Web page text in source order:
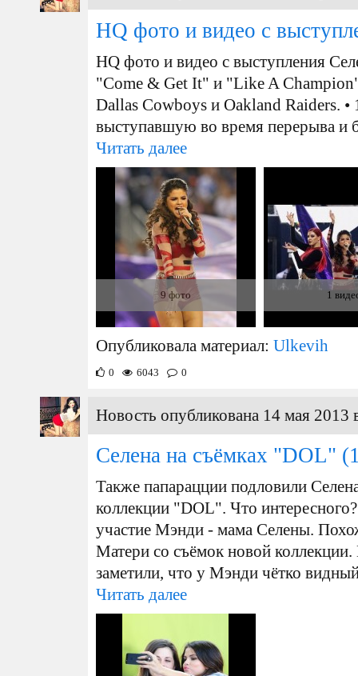
HQ фото и видео с
HQ фото и видео с выступления
"Come & Get It" и "Like A
Dallas Cowboys и Oakland Raiders. •
выступавшую во время перерыва и
Читать далее
9 фото 1
Опубликовала материал: Ulkevih
0 6043 0
Новость опубликована 14 мая 2013
Селена на съёмках "DOL"
Также папарацции подловили
коллекции "DOL". Что
участие Мэнди - мама Селены.
Матери со съёмок новой коллекции.
заметили, что у Мэнди чётко
Читать далее